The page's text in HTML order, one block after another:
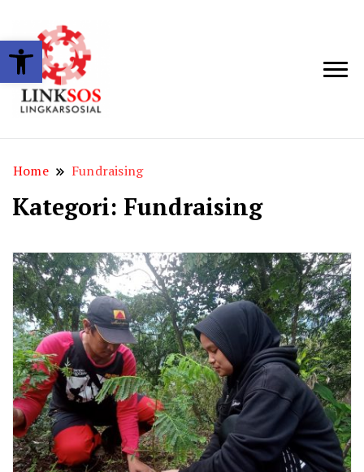
Open toolbar
Home Fundraising
Kategori: Fundraising